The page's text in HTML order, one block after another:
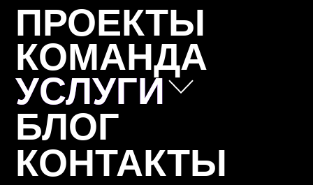
ПРОЕКТЫ
КОМАНДА
УСЛУГИ
УСЛУГИ
БЛОГ
КОНТАКТЫ
Позиционирование
Коммуникационная стратегия